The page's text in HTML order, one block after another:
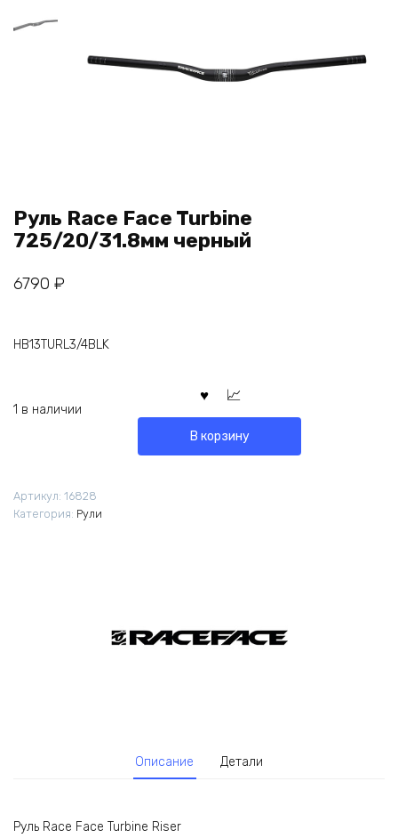
Руль Race Face Turbine
725/20/31.8мм черный
6790 ₽
HB13TURL3/4BLK
1 в наличии
В корзину
Артикул: 16828
Категория: Рули
Описание Детали
Руль Race Face Turbine Riser